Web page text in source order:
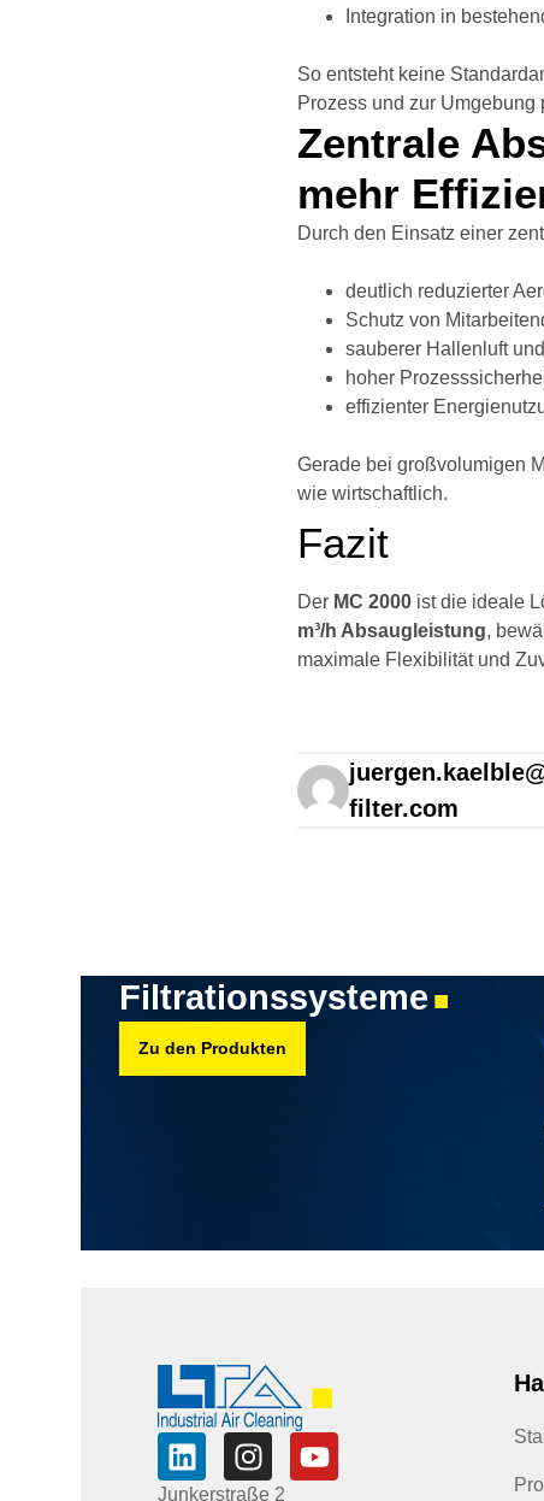
Integration in
So entsteht keine
Prozess und zur Umgebung
Zentrale
mehr
Durch den Einsatz einer
deutlich reduzierter
Schutz von
sauberer Hallenluft
hoher
effizienter
Gerade bei großvolumigen
wie wirtschaftlich.
Fazit
Der MC 2000 ist die ideale
m³/h Absaugleistung,
maximale Flexibilität und
filter.com
Filtrationssysteme ■
Zu den Produkten
Junkerstraße 2